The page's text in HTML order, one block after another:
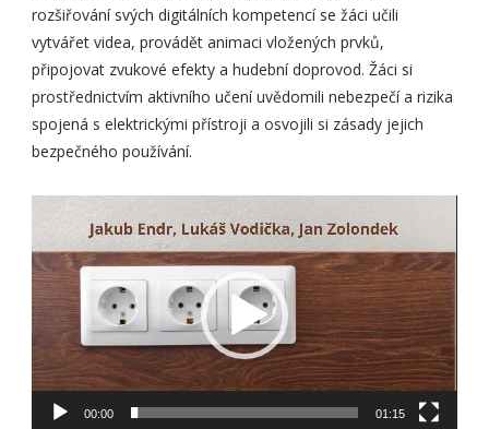
rozšiřování svých digitálních kompetencí se žáci učili
vytvářet videa, provádět animaci vložených prvků,
připojovat zvukové efekty a hudební doprovod. Žáci si
prostřednictvím aktivního učení uvědomili nebezpečí a rizika
spojená s elektrickými přístroji a osvojili si zásady jejich
bezpečného používání.
přehrávač
00:00 01:15